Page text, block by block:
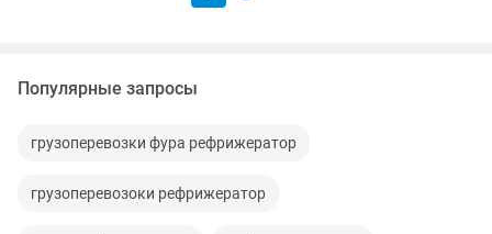
Популярные запросы
грузоперевозки фура рефрижератор
грузоперевозоки рефрижератор